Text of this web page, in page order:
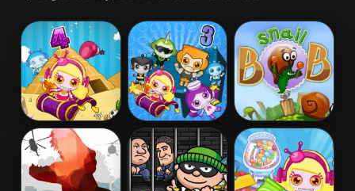
Bomb It 4 Bomb It 3 Snail Bob 2